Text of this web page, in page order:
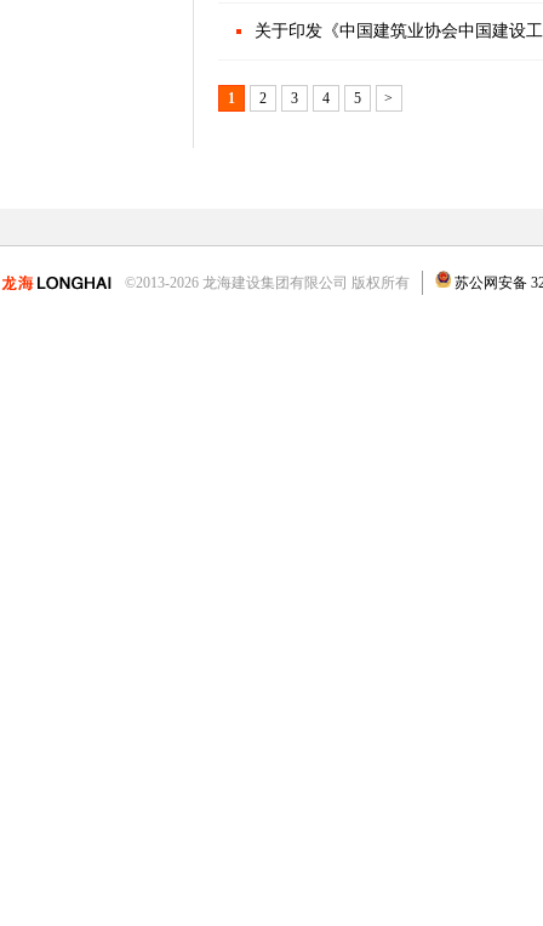
关于印发《中国建筑业协会中国建设
1 2 3 4 5 >
©2013-2026 龙海建设集团有限公司 版权所有 苏公网安备